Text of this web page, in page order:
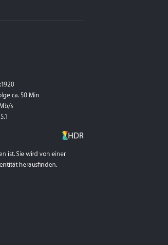
ca. 50 Min
s
ist. Sie wird von einer
herausfinden.